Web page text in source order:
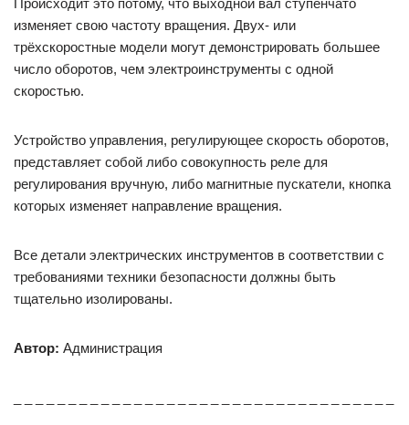
Происходит это потому, что выходной вал ступенчато
изменяет свою частоту вращения. Двух- или
трёхскоростные модели могут демонстрировать большее
число оборотов, чем электроинструменты с одной
скоростью.
Устройство управления, регулирующее скорость оборотов,
представляет собой либо совокупность реле для
регулирования вручную, либо магнитные пускатели, кнопка
которых изменяет направление вращения.
Все детали электрических инструментов в соответствии с
требованиями техники безопасности должны быть
тщательно изолированы.
Автор: Администрация